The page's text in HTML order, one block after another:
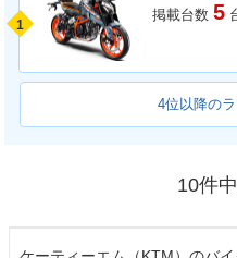
1
掲載台数 5
4位以降の
10件